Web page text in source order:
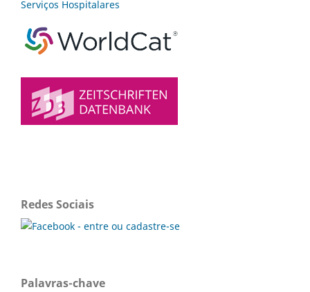
Redes Sociais
Palavras-chave